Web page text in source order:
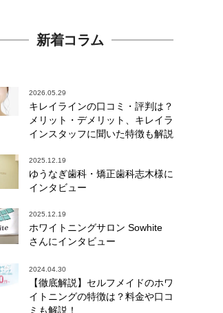
新着コラム
2026.05.29
キレイラインの口コミ・評判は？
メリット・デメリット、キレイラ
インスタッフに聞いた特徴も解説
2025.12.19
ゆうなぎ歯科・矯正歯科志木様に
インタビュー
2025.12.19
ホワイトニングサロン Sowhite
さんにインタビュー
2024.04.30
【徹底解説】セルフメイドのホワ
イトニングの特徴は？料金や口コ
ミも解説！